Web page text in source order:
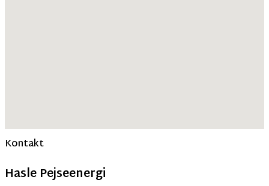
Kontakt
Hasle Pejseenergi